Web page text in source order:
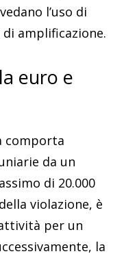
l’uso di
amplificazione.
euro e
comporta
da un
di 20.000
violazione, è
per un
la